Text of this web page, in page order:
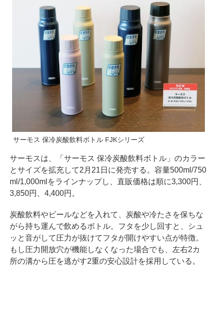
サーモス 保冷炭酸飲料ボトル FJKシリーズ
サーモスは、「サーモス 保冷炭酸飲料ボトル」のカラー
とサイズを拡充して2月21日に発売する。容量500ml/750
ml/1,000mlをラインナップし、直販価格は順に3,300円、
3,850円、4,400円。
炭酸飲料やビールなどを入れて、炭酸や冷たさを保ちな
がら持ち運んで飲めるボトル。フタを少し回すと、シュ
ッと音がして圧力が抜けてフタが開けやすい点が特徴。
もし圧力開放穴が機能しなくなった場合でも、左右2カ
所の溝から圧を逃がす2重の安心設計を採用している。